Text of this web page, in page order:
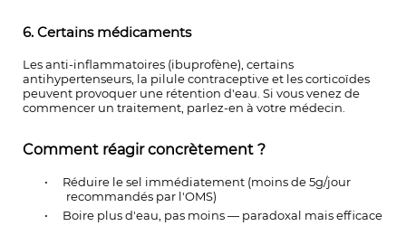
6. Certains médicaments
Les anti-inflammatoires (ibuprofène), certains
antihypertenseurs, la pilule contraceptive et les corticoïdes
peuvent provoquer une rétention d'eau. Si vous venez de
commencer un traitement, parlez-en à votre médecin.
Comment réagir concrètement ?
•
Réduire le sel immédiatement (moins de 5g/jour
recommandés par l'OMS)
•
Boire plus d'eau, pas moins — paradoxal mais efficace